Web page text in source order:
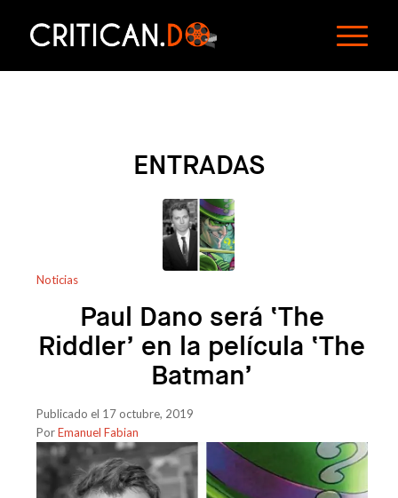
ENTRADAS
Noticias
Paul Dano será ‘The
Riddler’ en la película ‘The
Batman’
Publicado el 17 octubre, 2019
PorEmanuel Fabian